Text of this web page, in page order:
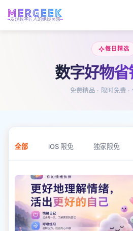
发现数字匠人的绝妙灵感
每日精选
数字好物
免费精品 · 限时免费 ·
全部 iOS 限免 独家限免